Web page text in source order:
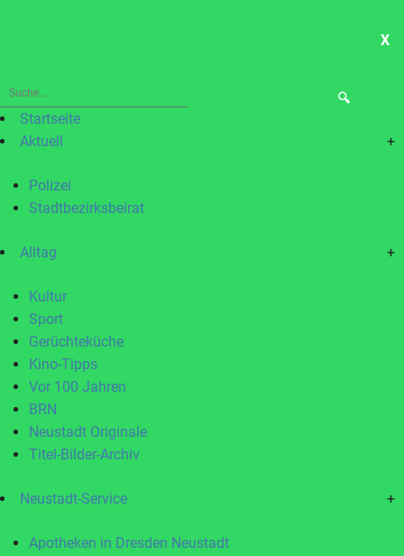
X
Suche
nach:Startseite
Aktuell
+
Polizei
Stadtbezirksbeirat
Alltag +
Kultur
Sport
Gerüchteküche
Kino-Tipps
Vor 100 Jahren
BRN
Neustadt Originale
Titel-Bilder-Archiv
Neustadt-Service +
Apotheken in Dresden Neustadt